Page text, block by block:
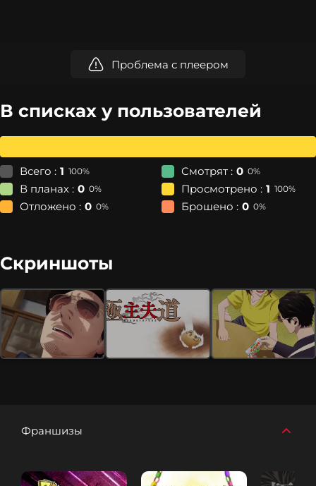
Проблема с плеером
В списках у пользователей
Всего : 1 100% Смотрят : 0 0%
В планах : 0 0% Просмотрено : 1 100%
Отложено : 0 0% Брошено : 0 0%
Скриншоты
Франшизы